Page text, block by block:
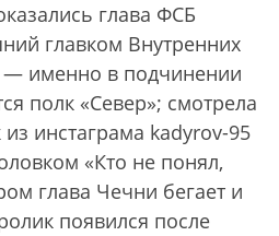
глава ФСБ
главком Внутренних
именно в подчинении
полк «Север»; смотрела
инстаграма kadyrov-95
«Кто не понял,
глава Чечни бегает и
появился после